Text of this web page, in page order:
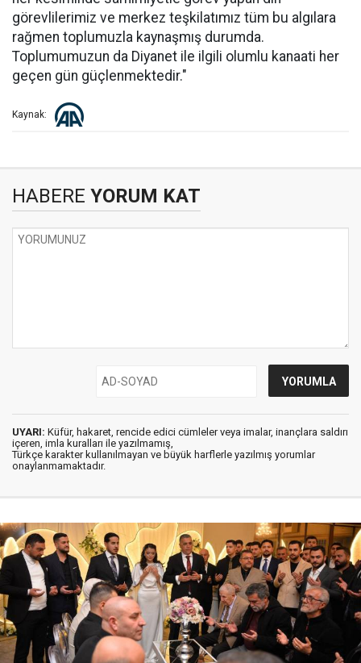
görevlilerimiz ve merkez teşkilatımız tüm bu algılara
rağmen toplumuzla kaynaşmış durumda.
Toplumumuzun da Diyanet ile ilgili olumlu kanaati her
geçen gün güçlenmektedir."
Kaynak:
HABERE YORUM KAT
UYARI: Küfür, hakaret, rencide edici cümleler veya imalar, inançlara saldırı
içeren, imla kuralları ile yazılmamış,
Türkçe karakter kullanılmayan ve büyük harflerle yazılmış yorumlar
onaylanmamaktadır.